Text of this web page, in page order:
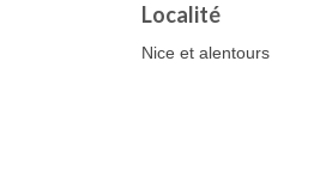
Localité
Nice et alentours